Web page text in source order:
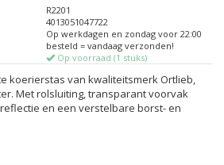
R2201
4013051047722
Op werkdagen en zondag voor 22:00
besteld = vandaag verzonden!
Op voorraad (1 stuks)
koerierstas van kwaliteitsmerk Ortlieb,
Met rolsluiting, transparant voorvak
en een verstelbare borst- en